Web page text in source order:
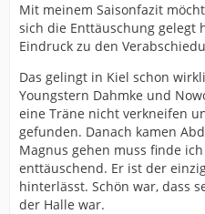
Mit meinem Saisonfazit
sich die Enttäuschung gelegt
Eindruck zu den
Das gelingt in Kiel schon
Youngstern Dahmke und
eine Träne nicht verkneifen
gefunden. Danach kamen
Magnus gehen muss finde
enttäuschend. Er ist der
hinterlässt. Schön war, dass
der Halle war.